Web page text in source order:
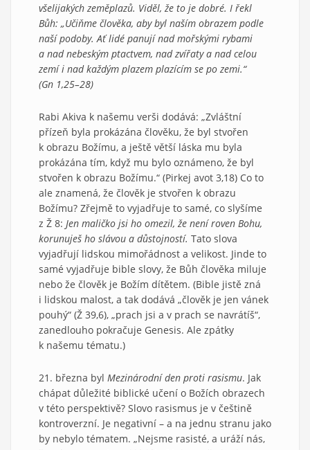
všelijakých zeměplazů. Viděl, že to je dobré. I řekl
Bůh: „Učiňme člověka, aby byl naším obrazem podle
naší podoby. Ať lidé panují nad mořskými rybami
a nad nebeským ptactvem, nad zvířaty a nad celou
zemí i nad každým plazem plazícím se po zemi.“
(Gn 1,25–28)
Rabi Akiva k našemu verši dodává: „Zvláštní
přízeň byla prokázána člověku, že byl stvořen
k obrazu Božímu, a ještě větší láska mu byla
prokázána tím, když mu bylo oznámeno, že byl
stvořen k obrazu Božímu.“ (Pirkej avot 3,18) Co to
ale znamená, že člověk je stvořen k obrazu
Božímu? Zřejmě to vyjadřuje to samé, co slyšíme
z Ž 8: Jen maličko jsi ho omezil, že není roven Bohu,
korunuješ ho slávou a důstojností. Tato slova
vyjadřují lidskou mimořádnost a velikost. Jinde to
samé vyjadřuje bible slovy, že Bůh člověka miluje
nebo že člověk je Božím dítětem. (Bible jistě zná
i lidskou malost, a tak dodává „člověk je jen vánek
pouhý“ (Ž 39,6), „prach jsi a v prach se navrátíš“,
zanedlouho pokračuje Genesis. Ale zpátky
k našemu tématu.)
21. března byl Mezinárodní den proti rasismu. Jak
chápat důležité biblické učení o Božích obrazech
v této perspektivě? Slovo rasismus je v češtině
kontroverzní. Je negativní – a na jednu stranu jako
by nebylo tématem. „Nejsme rasisté, a uráží nás,